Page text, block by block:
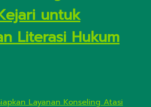
untuk
Literasi Hukum